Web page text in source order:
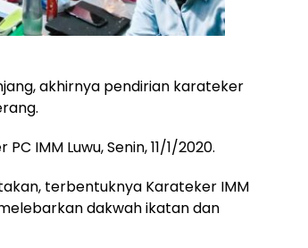
akhirnya pendirian karateker
IMM Luwu, Senin, 11/1/2020.
terbentuknya Karateker IMM
dakwah ikatan dan